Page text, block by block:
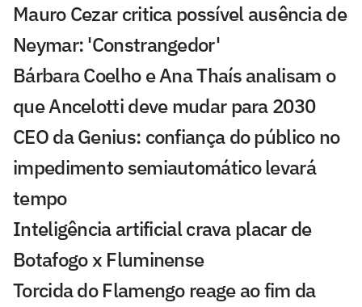
Mauro Cezar critica possível ausência de
Neymar: 'Constrangedor'
Bárbara Coelho e Ana Thaís analisam o
que Ancelotti deve mudar para 2030
CEO da Genius: confiança do público no
impedimento semiautomático levará
tempo
Inteligência artificial crava placar de
Botafogo x Fluminense
Torcida do Flamengo reage ao fim da